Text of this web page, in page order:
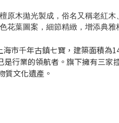
原木拋光製成，俗名又稱老紅木
花葉圖案，細節精緻，增添典雅
市千年古鎮七寶，建築面積為
是行業的領航者。旗下擁有三
質文化遺產。